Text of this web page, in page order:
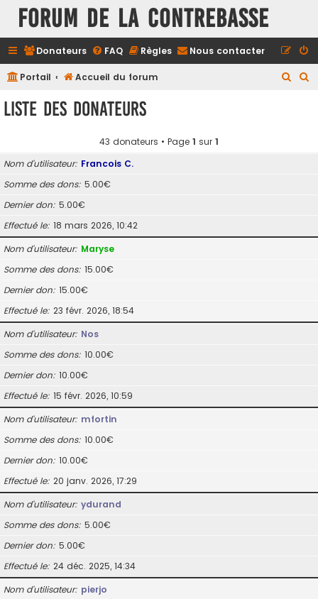
FORUM DE LA CONTREBASSE
Donateurs FAQ Règles Nous contacter
Portail Accueil du forum
Liste des donateurs
43 donateurs • Page 1 sur 1
Nom d’utilisateur Francois C.
Somme des dons 5.00€
Dernier don 5.00€
Effectué le 18 mars 2026, 10:42
Nom d’utilisateur Maryse
Somme des dons 15.00€
Dernier don 15.00€
Effectué le 23 févr. 2026, 18:54
Nom d’utilisateur Nos
Somme des dons 10.00€
Dernier don 10.00€
Effectué le 15 févr. 2026, 10:59
Nom d’utilisateur mfortin
Somme des dons 10.00€
Dernier don 10.00€
Effectué le 20 janv. 2026, 17:29
Nom d’utilisateur ydurand
Somme des dons 5.00€
Dernier don 5.00€
Effectué le 24 déc. 2025, 14:34
Nom d’utilisateur pierjo